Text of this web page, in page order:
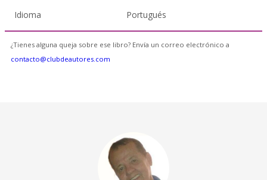
Idioma Portugués
¿Tienes alguna queja sobre ese libro? Envía un correo electrónico a
contacto@clubdeautores.com